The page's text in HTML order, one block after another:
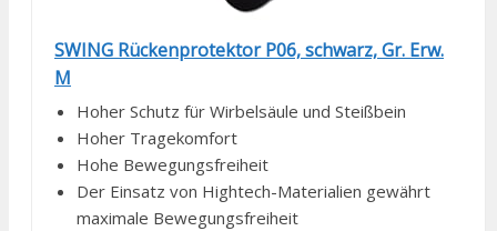
SWING Rückenprotektor P06, schwarz, Gr. Erw.
M
Hoher Schutz für Wirbelsäule und Steißbein
Hoher Tragekomfort
Hohe Bewegungsfreiheit
Der Einsatz von Hightech-Materialien gewährt
maximale Bewegungsfreiheit